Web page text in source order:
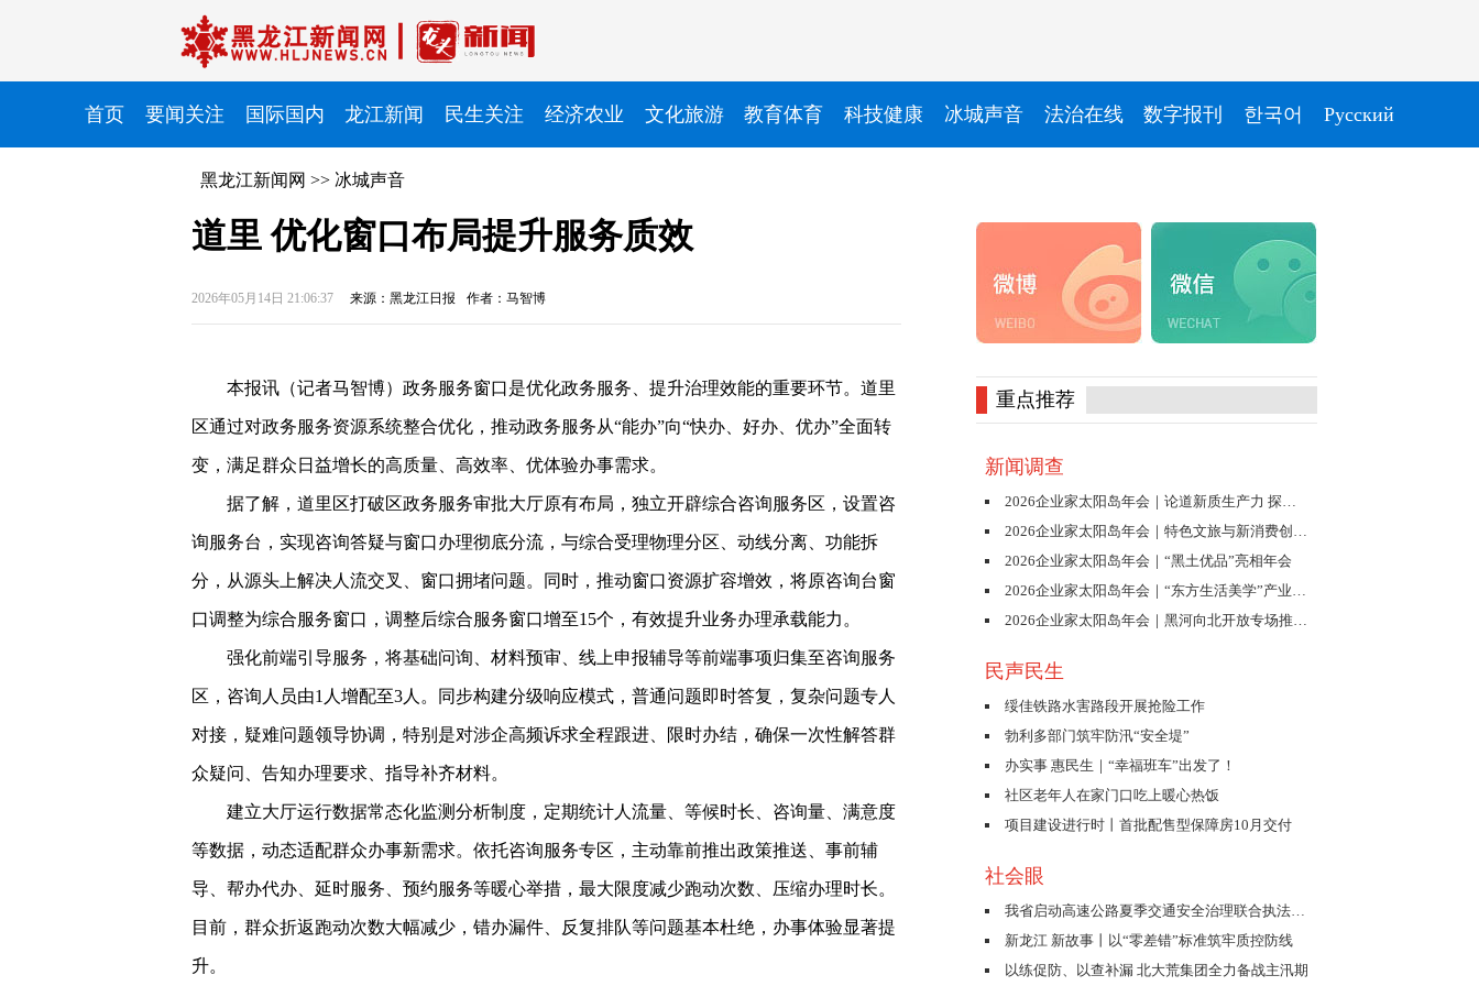
首页 要闻关注 国际国内 龙江新闻 民生关注 经济农业 文化旅游 教育体育 科技健康 冰城声音 法治在线 数字报刊 한국어 Pусский
黑龙江新闻网 >> 冰城声音
道里 优化窗口布局提升服务质效
2026年05月14日 21:06:37 来源：黑龙江日报 作者：马智博
本报讯（记者马智博） 政务服务窗口是优化政务服务、提升治理效能的重要环节。道里
区通过对政务服务资源系统整合优化，推动政务服务从“能办”向“快办、好办、优办”全面转
变，满足群众日益增长的高质量、高效率、优体验办事需求。
据了解，道里区打破区政务服务审批大厅原有布局，独立开辟综合咨询服务区，设置咨
询服务台，实现咨询答疑与窗口办理彻底分流，与综合受理物理分区、动线分离、功能拆
分，从源头上解决人流交叉、窗口拥堵问题。同时，推动窗口资源扩容增效，将原咨询台窗
口调整为综合服务窗口，调整后综合服务窗口增至15个，有效提升业务办理承载能力。
强化前端引导服务，将基础问询、材料预审、线上申报辅导等前端事项归集至咨询服务
区，咨询人员由1人增配至3人。同步构建分级响应模式，普通问题即时答复，复杂问题专人
对接，疑难问题领导协调，特别是对涉企高频诉求全程跟进、限时办结，确保一次性解答群
众疑问、告知办理要求、指导补齐材料。
建立大厅运行数据常态化监测分析制度，定期统计人流量、等候时长、咨询量、满意度
等数据，动态适配群众办事新需求。依托咨询服务专区，主动靠前推出政策推送、事前辅
导、帮办代办、延时服务、预约服务等暖心举措，最大限度减少跑动次数、压缩办理时长。
目前，群众折返跑动次数大幅减少，错办漏件、反复排队等问题基本杜绝，办事体验显著提
升。